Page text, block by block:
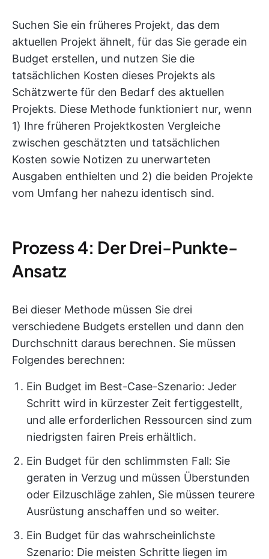
Suchen Sie ein früheres Projekt, das dem
aktuellen Projekt ähnelt, für das Sie gerade ein
Budget erstellen, und nutzen Sie die
tatsächlichen Kosten dieses Projekts als
Schätzwerte für den Bedarf des aktuellen
Projekts. Diese Methode funktioniert nur, wenn
1) Ihre früheren Projektkosten Vergleiche
zwischen geschätzten und tatsächlichen
Kosten sowie Notizen zu unerwarteten
Ausgaben enthielten und 2) die beiden Projekte
vom Umfang her nahezu identisch sind.
Prozess 4: Der Drei-Punkte-
Ansatz
Bei dieser Methode müssen Sie drei
verschiedene Budgets erstellen und dann den
Durchschnitt daraus berechnen. Sie müssen
Folgendes berechnen:
Ein Budget im Best-Case-Szenario: Jeder
Schritt wird in kürzester Zeit fertiggestellt,
und alle erforderlichen Ressourcen sind zum
niedrigsten fairen Preis erhältlich.
Ein Budget für den schlimmsten Fall: Sie
geraten in Verzug und müssen Überstunden
oder Eilzuschläge zahlen, Sie müssen teurere
Ausrüstung anschaffen und so weiter.
Ein Budget für das wahrscheinlichste
Szenario: Die meisten Schritte liegen im